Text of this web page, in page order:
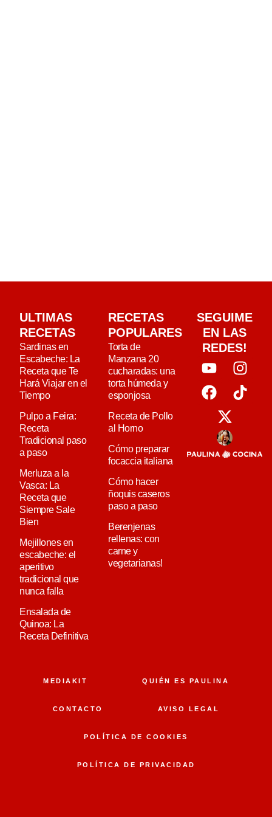
ULTIMAS
RECETAS
Sardinas en
Escabeche: La
Receta que Te
Hará Viajar en el
Tiempo
Pulpo a Feira:
Receta
Tradicional paso
a paso
Merluza a la
Vasca: La
Receta que
Siempre Sale
Bien
Mejillones en
escabeche: el
aperitivo
tradicional que
nunca falla
Ensalada de
Quinoa: La
Receta Definitiva
RECETAS
POPULARES
Torta de
Manzana 20
cucharadas: una
torta húmeda y
esponjosa
Receta de Pollo
al Horno
Cómo preparar
focaccia italiana
Cómo hacer
ñoquis caseros
paso a paso
Berenjenas
rellenas: con
carne y
vegetarianas!
SEGUIME
EN LAS
REDES!
MEDIAKIT QUIÉN ES PAULINA
CONTACTO AVISO LEGAL
POLÍTICA DE COOKIES
POLÍTICA DE PRIVACIDAD